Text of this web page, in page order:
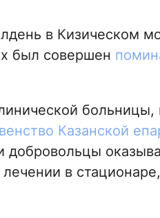
в Кизическом
был совершен
больницы,
Казанской
в